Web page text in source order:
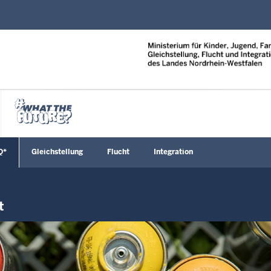
Gleichstellung Flucht Integration